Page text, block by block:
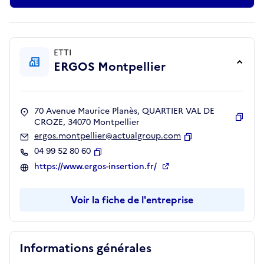
Informations générales
ETTI
ERGOS Montpellier
70 Avenue Maurice Planès, QUARTIER VAL DE
CROZE, 34070 Montpellier
ergos.montpellier@actualgroup.com
04 99 52 80 60
Copier
https://www.ergos-insertion.fr/
Voir la fiche de l'entreprise